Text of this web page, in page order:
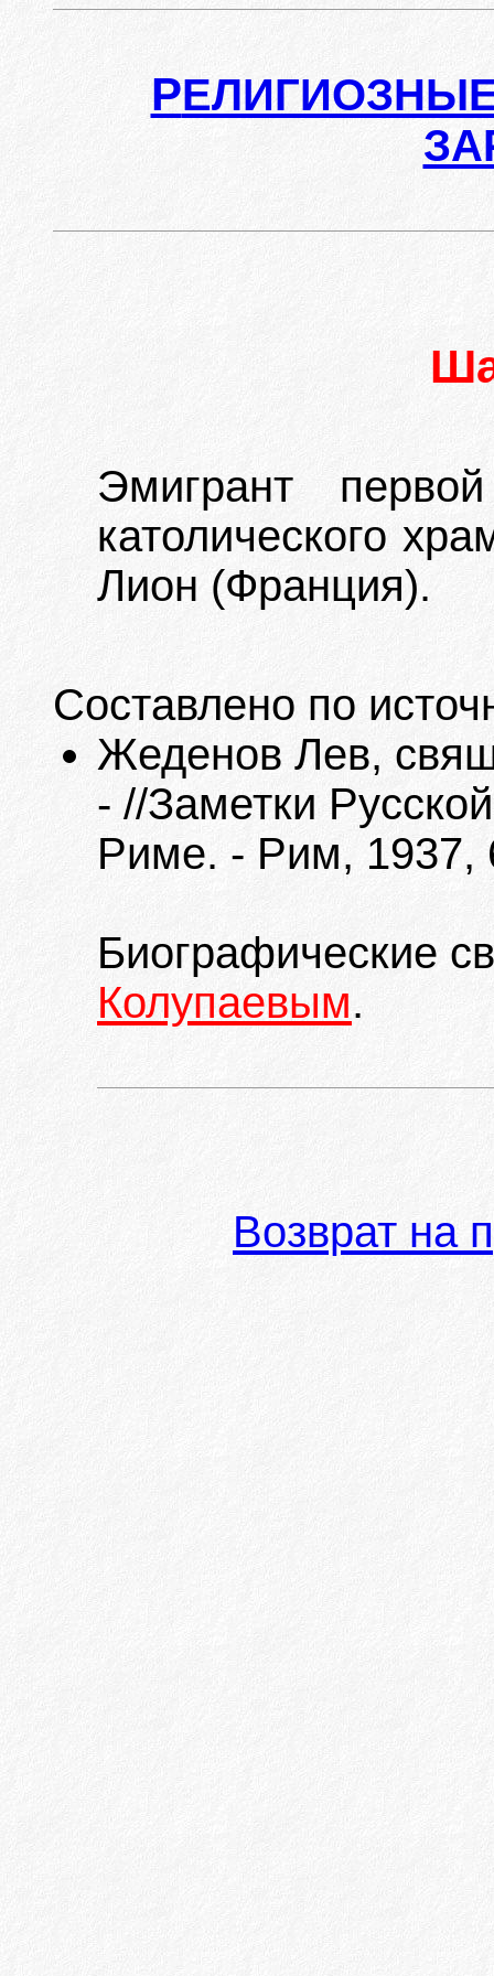
Р
Эмигрант
католического
Лион (Франция).
Составлено по
Жеденов Лев,
- //Заметки
Риме. - Рим, 1937,
Биографические
Колупаевым.
Возврат на